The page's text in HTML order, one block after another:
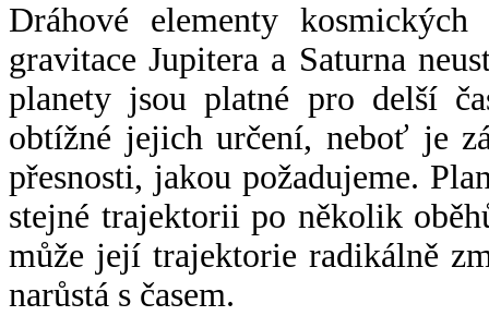
Dráhové elementy
gravitace Jupitera a Saturna
planety jsou platné pro delší
obtížné jejich určení, neboť je
přesnosti, jakou požadujeme.
stejné trajektorii po několik
může její trajektorie radikálně
narůstá s časem.